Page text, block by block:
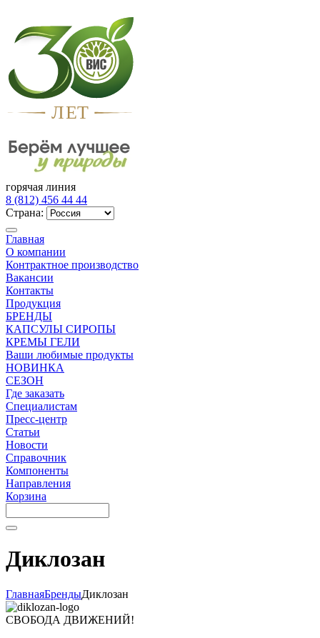
ЛЕТ
горячая линия
8 (812) 456 44 44
Страна:
Главная
О компании
Контрактное производство
Вакансии
Контакты
Продукция
БРЕНДЫ
КАПСУЛЫ СИРОПЫ
КРЕМЫ ГЕЛИ
Ваши любимые продукты
НОВИНКА
СЕЗОН
Где заказать
Специалистам
Пресс-центр
Статьи
Новости
Справочник
Компоненты
Направления
Корзина
Диклозан
ГлавнаяБрендыДиклозан
СВОБОДА ДВИЖЕНИЙ!